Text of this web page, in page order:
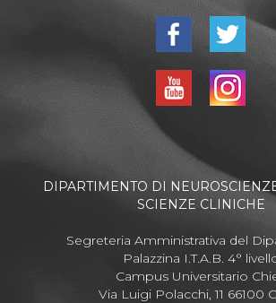
DIPARTIMENTO DI
SCIENZE CLINICHE
Segreteria Amministrativa del
Palazzina I.T.A.B. 4°
Campus Universitario
Via Luigi Polacchi, 11 66100